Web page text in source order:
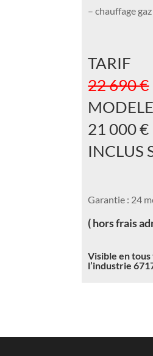
– chauffage gaz
TARIF
22 690 €
21 000 €
INCLUS
Garantie : 24
( hors frais
Visible en
l’industrie